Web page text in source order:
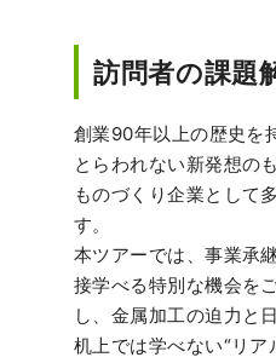
訪問者の課題
創業90年以上の歴史を
とらわれない新発想の
ものづくり企業として
す。
本ツアーでは、事業承
接学べる特別な機会を
し、金属加工の迫力と
机上では学べない“リ